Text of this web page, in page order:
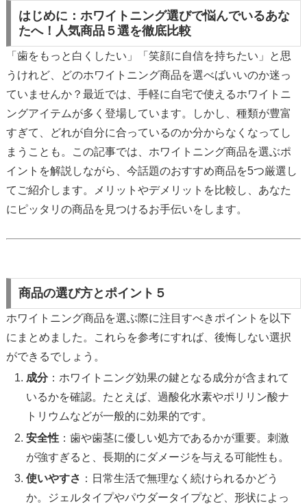
はじめに：ホワイトニング選びで悩んでいるあな
たへ！人気商品５選を徹底比較
「歯をもっと白くしたい」「笑顔に自信を持ちたい」と思
うけれど、どのホワイトニング商品を選べばいいのか迷っ
ていませんか？最近では、手軽に自宅で使えるホワイトニ
ングアイテムが多く登場しています。しかし、種類が豊富
すぎて、どれが自分に合っているのか分からなくなってし
まうことも。この記事では、ホワイトニング商品を選ぶポ
イントを解説しながら、今話題のおすすめ商品を5つ厳選し
てご紹介します。メリットやデメリットを比較し、あなた
にピッタリの商品を見つけるお手伝いをします。
商品の選び方とポイント５
ホワイトニング商品を選ぶ際に注目すべきポイントを以下
にまとめました。これらを参考にすれば、後悔しない選択
ができるでしょう。
成分：ホワイトニング効果の鍵となる成分が含まれて
いるかを確認。たとえば、過酸化水素やポリリン酸ナ
トリウムなどが一般的に効果的です。
安全性 ：歯や歯茎に優しい処方であるかが重要。刺激
が強すぎると、長期的にダメージを与える可能性も。
使いやすさ ：日常生活で無理なく続けられるかどう
か。ジェルタイプやパウダータイプなど、形状によっ